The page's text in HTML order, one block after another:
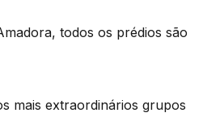
todos os prédios são
mais extraordinários grupos